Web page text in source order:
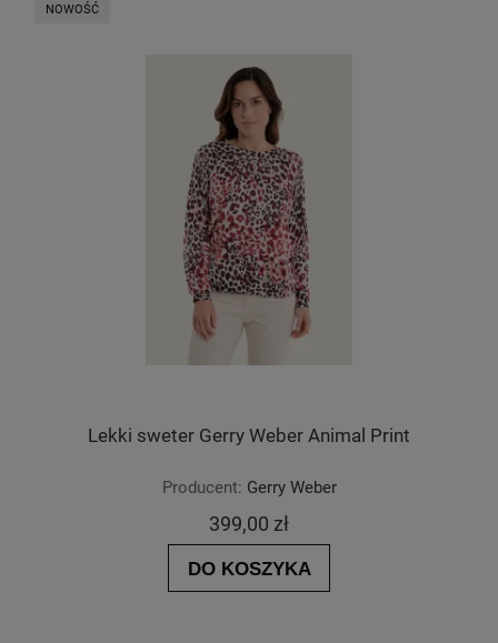
Lekki sweter Gerry Weber Animal Print
Producent: Gerry Weber
399,00 zł
DO KOSZYKA
NOWOŚĆ